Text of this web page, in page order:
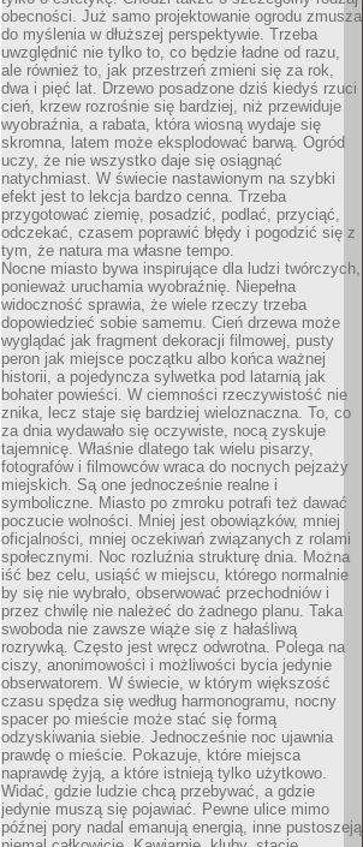
obecności. Już samo projektowanie ogrodu zmusza
do myślenia w dłuższej perspektywie. Trzeba
uwzględnić nie tylko to, co będzie ładne od razu,
ale również to, jak przestrzeń zmieni się za rok,
dwa i pięć lat. Drzewo posadzone dziś kiedyś rzuci
cień, krzew rozrośnie się bardziej, niż przewiduje
wyobraźnia, a rabata, która wiosną wydaje się
skromna, latem może eksplodować barwą. Ogród
uczy, że nie wszystko daje się osiągnąć
natychmiast. W świecie nastawionym na szybki
efekt jest to lekcja bardzo cenna. Trzeba
przygotować ziemię, posadzić, podlać, przyciąć,
odczekać, czasem poprawić błędy i pogodzić się z
tym, że natura ma własne tempo.
Nocne miasto bywa inspirujące dla ludzi twórczych,
ponieważ uruchamia wyobraźnię. Niepełna
widoczność sprawia, że wiele rzeczy trzeba
dopowiedzieć sobie samemu. Cień drzewa może
wyglądać jak fragment dekoracji filmowej, pusty
peron jak miejsce początku albo końca ważnej
historii, a pojedyncza sylwetka pod latarnią jak
bohater powieści. W ciemności rzeczywistość nie
znika, lecz staje się bardziej wieloznaczna. To, co
za dnia wydawało się oczywiste, nocą zyskuje
tajemnicę. Właśnie dlatego tak wielu pisarzy,
fotografów i filmowców wraca do nocnych pejzaży
miejskich. Są one jednocześnie realne i
symboliczne. Miasto po zmroku potrafi też dawać
poczucie wolności. Mniej jest obowiązków, mniej
oficjalności, mniej oczekiwań związanych z rolami
społecznymi. Noc rozluźnia strukturę dnia. Można
iść bez celu, usiąść w miejscu, którego normalnie
by się nie wybrało, obserwować przechodniów i
przez chwilę nie należeć do żadnego planu. Taka
swoboda nie zawsze wiąże się z hałaśliwą
rozrywką. Często jest wręcz odwrotna. Polega na
ciszy, anonimowości i możliwości bycia jedynie
obserwatorem. W świecie, w którym większość
czasu spędza się według harmonogramu, nocny
spacer po mieście może stać się formą
odzyskiwania siebie. Jednocześnie noc ujawnia
prawdę o mieście. Pokazuje, które miejsca
naprawdę żyją, a które istnieją tylko użytkowo.
Widać, gdzie ludzie chcą przebywać, a gdzie
jedynie muszą się pojawiać. Pewne ulice mimo
późnej pory nadal emanują energią, inne pustoszeją